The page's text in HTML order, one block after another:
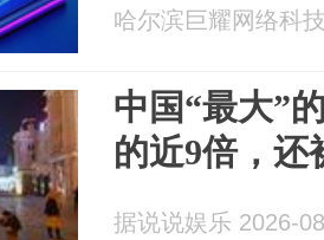
哈尔滨巨耀网络科
中国“最大”
的近9倍，还
据说说娱乐 2026-